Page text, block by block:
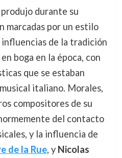
durante su
marcadas por un estilo
de la tradición
en boga en la época, con
que se estaban
italiano. Morales,
compositores de su
del contacto
y la influencia de
de la Rue, y Nicolas